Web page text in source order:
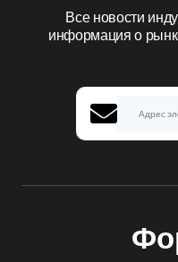
Все новости
информация о